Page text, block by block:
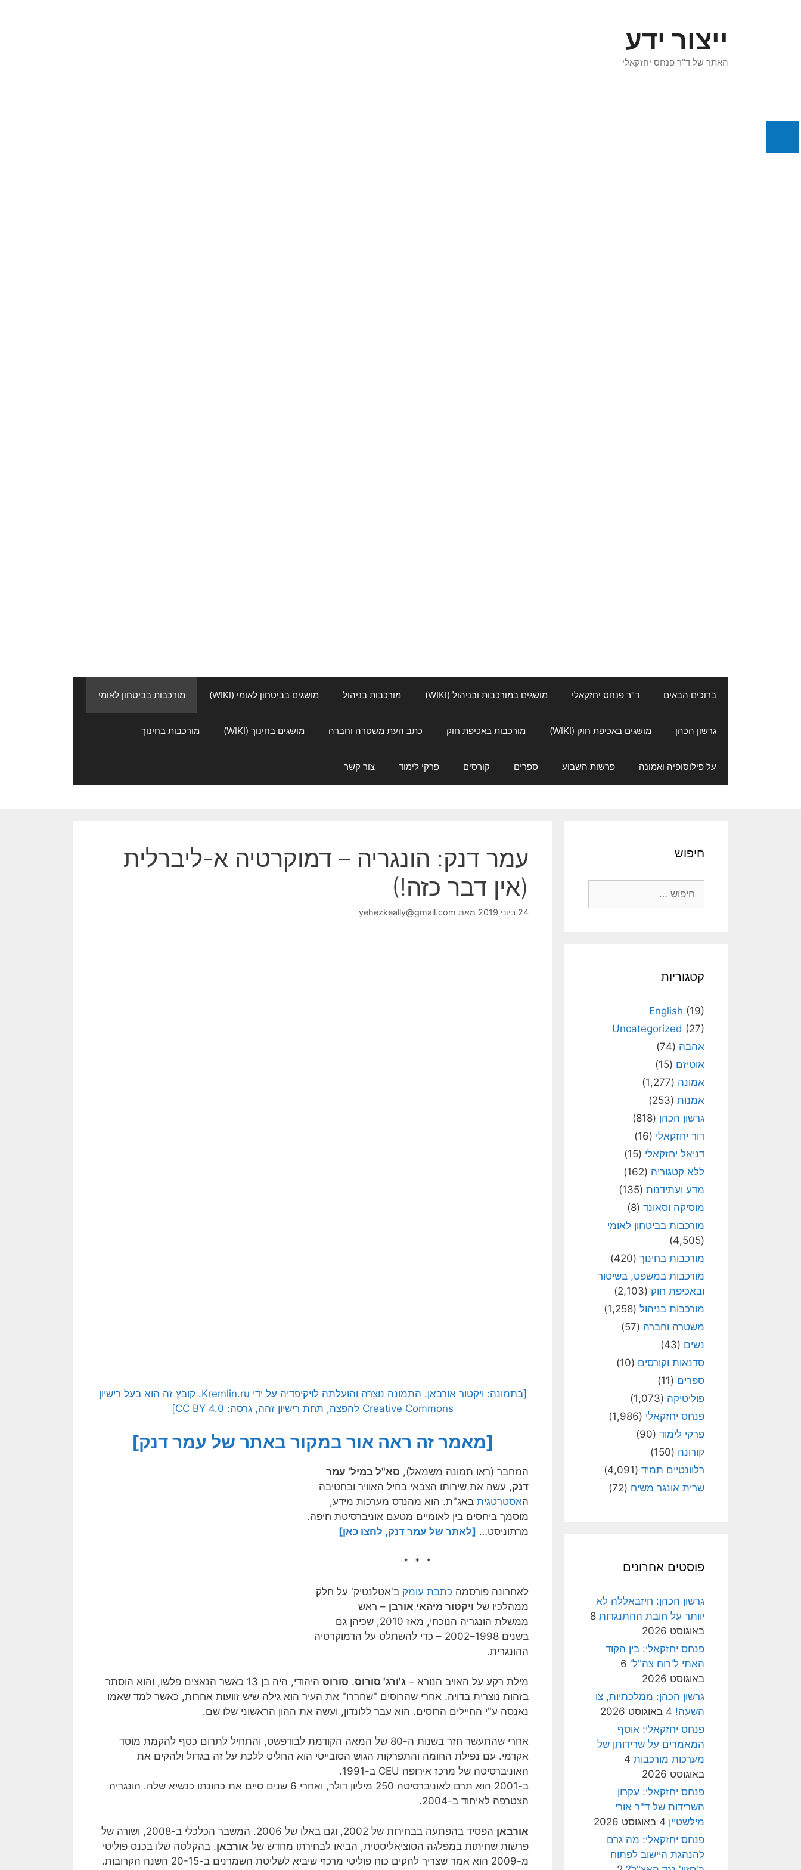
ייצור ידע
האתר של ד"ר פנחס יחזקאלי
ברוכים הבאים ד"ר פנחס יחזקאלי מושגים במורכבות ובניהול (WIKI) מורכבות בניהול מושגים בביטחון לאומי (WIKI) מורכבות בביטחון לאומי
גרשון הכהן מושגים באכיפת חוק (WIKI) מורכבות באכיפת חוק כתב העת משטרה וחברה מושגים בחינוך (WIKI) מורכבות בחינוך
על פילוסופיה ואמונה פרשות השבוע ספרים קורסים פרקי לימוד צור קשר
עמר דנק: הונגריה – דמוקרטיה א-ליברלית
(אין דבר כזה!)
24 ביוני 2019 מאת yehezkeally@gmail.com
[בתמונה: ויקטור אורבאן. התמונה נוצרה והועלתה לויקיפדיה על ידי Kremlin.ru. קובץ זה הוא בעל רישיון
Creative Commons להפצה, תחת רישיון זהה, גרסה: CC BY 4.0]
[מאמר זה ראה אור במקור באתר של עמר דנק]
המחבר (ראו תמונה משמאל), סא"ל במיל' עמר
דנק, עשה את שירותו הצבאי בחיל האוויר ובחטיבה
האסטרטגית באג"ת. הוא מהנדס מערכות מידע,
מוסמך ביחסים בין לאומיים מטעם אוניברסיטת חיפה.
מרתוניסט… [לאתר של עמר דנק, לחצו כאן]
* * *
לאחרונה פורסמה כתבת עומק ב'אטלנטיק' על חלק
ממהלכיו של ויקטור מיהאי אורבן – ראש
ממשלת הונגריה הנוכחי, מאז 2010, שכיהן גם
בשנים 1998–2002 – כדי להשתלט על הדמוקרטיה
ההונגרית.
מילת רקע על האויב הנורא – ג'ורג' סורוס. סורוס
היהודי, היה בן 13 כאשר הנאצים פלשו, והוא הוסתר
בזהות נוצרית בדויה. אחרי שהרוסים "שחררו" את העיר הוא גילה שיש זוועות אחרות, כאשר למד שאמו
נאנסה ע"י החיילים הרוסים. הוא עבר ללונדון, ועשה את ההון הראשוני שלו שם.
אחרי שהתעשר חזר בשנות ה-80 של המאה הקודמת לבודפשט, והתחיל לתרום כסף להקמת מוסד
אקדמי. עם נפילת החומה והתפרקות הגוש הסובייטי הוא החליט ללכת על זה בגדול ולהקים את
האוניברסיטה של מרכז אירופה CEU ב-1991.
ב-2001 הוא תרם לאוניברסיטה 250 מיליון דולר, ואחרי 6 שנים סיים את כהונתו כנשיא שלה. הונגריה
הצטרפה לאיחוד ב-2004.
אורבאן
הפסיד בהפתעה בבחירות של 2002, וגם באלו של 2006. המשבר הכלכלי ב-2008, ושורה של
פרשות שחיתות במפלגה הסוציאליסטית, הביאו לבחירתו מחדש של אורבאן. בהקלטה שלו בכנס פוליטי
מ-2009 הוא אמר שצריך להקים כוח פוליטי מרכזי שיביא לשליטת השמרנים ב-20-15 השנה הקרובות.
חיפוש
קטגוריות
English (19)
Uncategorized (27)
אהבה (74)
אוטיזם (15)
אמונה (1,277)
אמנות (253)
גרשון הכהן (818)
דור יחזקאלי (16)
דניאל יחזקאלי (15)
ללא קטגוריה (162)
מדע ועתידנות (135)
מוסיקה וסאונד (8)
מורכבות בביטחון לאומי
(4,505)
מורכבות בחינוך (420)
מורכבות במשפט, בשיטור
ובאכיפת חוק (2,103)
מורכבות בניהול (1,258)
משטרה וחברה (57)
נשים (43)
סדנאות וקורסים (10)
ספרים (11)
פוליטיקה (1,073)
פנחס יחזקאלי (1,986)
פרקי לימוד (90)
קורונה (150)
רלוונטיים תמיד (4,091)
שרית אונגר משיח (72)
פוסטים אחרונים
גרשון הכהן: חיזבאללה לא
יוותר על חובת ההתנגדות 8
באוגוסט 2026
פנחס יחזקאלי: בין הקוד
האתי ל'רוח צה"ל' 6
באוגוסט 2026
גרשון הכהן: ממלכתיות, צו
השעה! 4 באוגוסט 2026
פנחס יחזקאלי: אוסף
המאמרים על שרידותן של
מערכות מורכבות 4
באוגוסט 2026
פנחס יחזקאלי: עקרון
השרידות של ד"ר אורי
מילשטיין 4 באוגוסט 2026
פנחס יחזקאלי: מה גרם
להנהגת היישוב לפתוח